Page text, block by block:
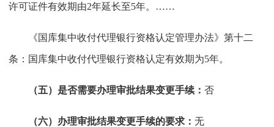
许可证件有效期由2年延长至5年。……
《国库集中收付代理银行资格认定管理办法》第十二
条：国库集中收付代理银行资格认定有效期为5年。
（五）是否需要办理审批结果变更手续： 否
（六）办理审批结果变更手续的要求： 无